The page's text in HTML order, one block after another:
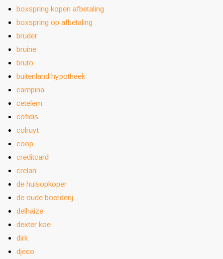
boxspring kopen afbetaling
boxspring op afbetaling
bruder
bruine
bruto
buitenland hypotheek
campina
cetelem
cofidis
colruyt
coop
creditcard
crelan
de huisopkoper
de oude boerderij
delhaize
dexter koe
dirk
djeco